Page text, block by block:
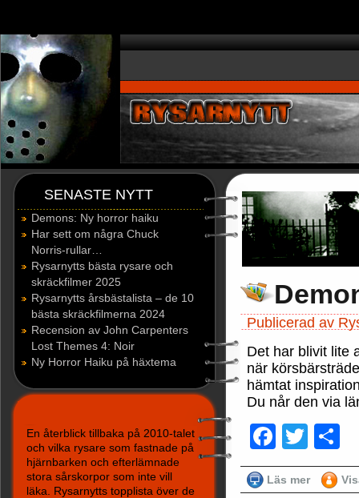
SENASTE NYTT
Demons: Ny horror haiku
Har sett om några Chuck
Norris-rullar…
Rysarnytts bästa rysare och
skräckfilmer 2025
Rysarnytts årsbästalista – de 10
bästa skräckfilmerna 2024
Recension av John Carpenters
Lost Themes 4: Noir
Ny Horror Haiku på häxtema
En återblick tillbaka på 2010-talet
och vilka rysare som fastnade på
hjärnbarken och efterlämnade
stora sårskorpor som inte vill
läka. Rysarnytts topplista över de
Publicerad av
Det har blivit lite
när
hämtat
Du når den via
Läs mer